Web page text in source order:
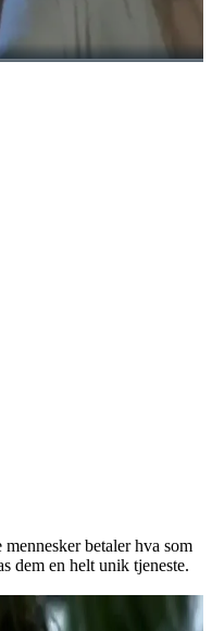
betaler hva som
dem en helt unik tjeneste.